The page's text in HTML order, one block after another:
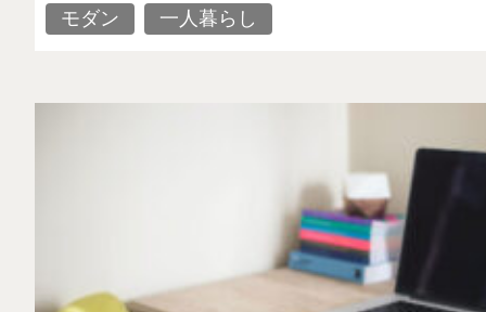
モダン
一人暮らし